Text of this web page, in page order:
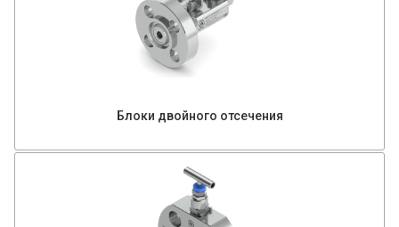
Блоки двойного отсечения